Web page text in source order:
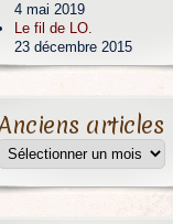
4 mai 2019
Le fil de LO.
23 décembre 2015
articles